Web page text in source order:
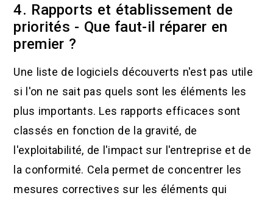
4. Rapports et établissement de
priorités - Que faut-il réparer en
premier ?
Une liste de logiciels découverts n'est pas utile
si l'on ne sait pas quels sont les éléments les
plus importants. Les rapports efficaces sont
classés en fonction de la gravité, de
l'exploitabilité, de l'impact sur l'entreprise et de
la conformité. Cela permet de concentrer les
mesures correctives sur les éléments qui